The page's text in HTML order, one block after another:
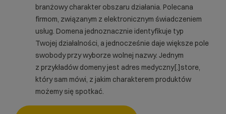
branżowy charakter obszaru działania. Polecana
firmom, związanym z elektronicznym świadczeniem
usług. Domena jednoznacznie identyfikuje typ
Twojej działalności, a jednocześnie daje większe pole
swobody przy wyborze wolnej nazwy. Jednym
z przykładów domeny jest adres medyczny[.]store,
który sam mówi, z jakim charakterem produktów
możemy się spotkać.